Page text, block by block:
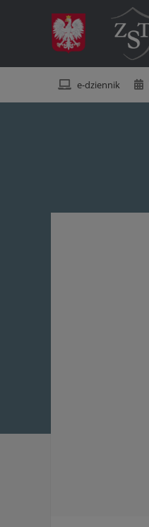
e-dziennik